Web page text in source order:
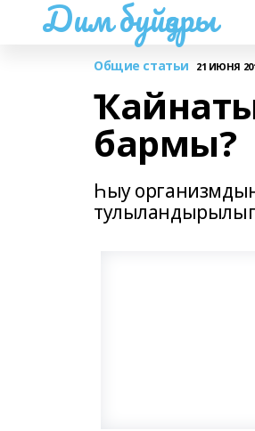
Дим буйҙары
Общие статьи 21 ИЮНЯ
бармы?
Һыу